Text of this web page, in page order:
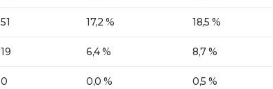
51 17,2 % 18,5 %
19 6,4 % 8,7 %
0 0,0 % 0,5 %